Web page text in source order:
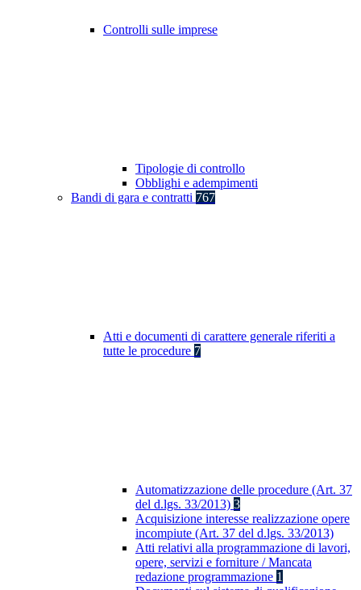
Controlli sulle imprese
Tipologie di controllo
Obblighi e adempimenti
Bandi di gara e contratti 767
Atti e documenti di carattere generale riferiti a
tutte le procedure 7
Automatizzazione delle procedure (Art. 37
del d.lgs. 33/2013) 3
Acquisizione interesse realizzazione opere
incompiute (Art. 37 del d.lgs. 33/2013)
Atti relativi alla programmazione di lavori,
opere, servizi e forniture / Mancata
redazione programmazione 1